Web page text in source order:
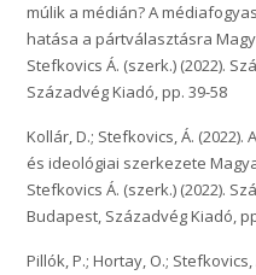
múlik a médián? A
hatása a pártválasztásra
Stefkovics Á. (szerk.) (2022).
Századvég Kiadó, pp. 39-58
Kollár, D.; Stefkovics, Á.
és ideológiai szerkezete
Stefkovics Á. (szerk.) (2022).
Budapest, Századvég Kiadó,
Pillók, P.; Hortay, O.;